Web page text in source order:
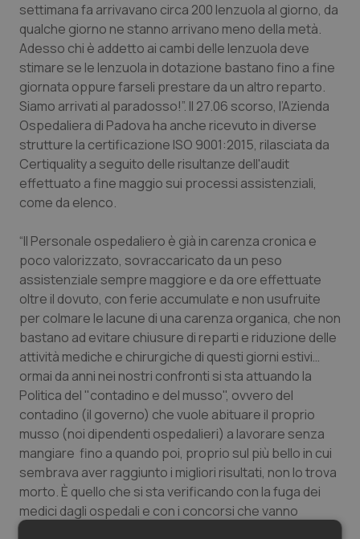
Quotidiano Chirurgia
Quotidiano Oncologia
Quotidiano Pediatria
Rene & patologie urogenitali
Salute orale & impianti
Sangue & coagulazione
Tiroide
Tumore al seno
Tumore ovarico
Tumori del Polmone & Testa Collo
Tumori gastrointestinali
Ulcera & Reflusso
settimana fa arrivavano circa 200 lenzuola al giorno, da
qualche giorno ne stanno arrivano meno della metà.
Adesso chi è addetto ai cambi delle lenzuola deve
stimare se le lenzuola in dotazione bastano fino a fine
giornata oppure farseli prestare da un altro reparto.
Siamo arrivati al paradosso!”. Il 27.06 scorso, l’Azienda
Ospedaliera di Padova ha anche ricevuto in diverse
strutture la certificazione ISO 9001:2015, rilasciata da
Certiquality a seguito delle risultanze dell'audit
effettuato a fine maggio sui processi assistenziali,
come da elenco.
“Il Personale ospedaliero è già in carenza cronica e
poco valorizzato, sovraccaricato da un peso
assistenziale sempre maggiore e da ore effettuate
oltre il dovuto, con ferie accumulate e non usufruite
per colmare le lacune di una carenza organica, che non
bastano ad evitare chiusure di reparti e riduzione delle
attività mediche e chirurgiche di questi giorni estivi…
ormai da anni nei nostri confronti si sta attuando la
Politica del "contadino e del musso", ovvero del
contadino (il governo) che vuole abituare il proprio
musso (noi dipendenti ospedalieri) a lavorare senza
mangiare fino a quando poi, proprio sul più bello in cui
sembrava aver raggiunto i migliori risultati, non lo trova
morto. È quello che si sta verificando con la fuga dei
medici dagli ospedali e con i concorsi che vanno